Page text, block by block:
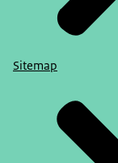
Sitemap